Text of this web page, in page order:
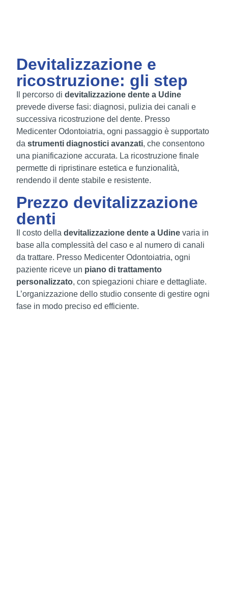
Devitalizzazione e
ricostruzione: gli step
Il percorso di devitalizzazione dente a Udine
prevede diverse fasi: diagnosi, pulizia dei canali e
successiva ricostruzione del dente. Presso
Medicenter Odontoiatria, ogni passaggio è supportato
da strumenti diagnostici avanzati, che consentono
una pianificazione accurata. La ricostruzione finale
permette di ripristinare estetica e funzionalità,
rendendo il dente stabile e resistente.
Prezzo devitalizzazione
denti
Il costo della devitalizzazione dente a Udine varia in
base alla complessità del caso e al numero di canali
da trattare. Presso Medicenter Odontoiatria, ogni
paziente riceve un piano di trattamento
personalizzato, con spiegazioni chiare e dettagliate.
L’organizzazione dello studio consente di gestire ogni
fase in modo preciso ed efficiente.